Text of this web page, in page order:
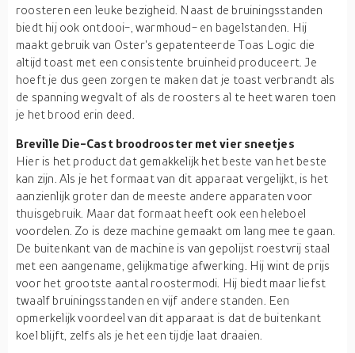
roosteren een leuke bezigheid. Naast de bruiningsstanden
biedt hij ook ontdooi-, warmhoud- en bagelstanden. Hij
maakt gebruik van Oster's gepatenteerde Toas Logic die
altijd toast met een consistente bruinheid produceert. Je
hoeft je dus geen zorgen te maken dat je toast verbrandt als
de spanning wegvalt of als de roosters al te heet waren toen
je het brood erin deed.
Breville Die-Cast broodrooster met vier sneetjes
Hier is het product dat gemakkelijk het beste van het beste
kan zijn. Als je het formaat van dit apparaat vergelijkt, is het
aanzienlijk groter dan de meeste andere apparaten voor
thuisgebruik. Maar dat formaat heeft ook een heleboel
voordelen. Zo is deze machine gemaakt om lang mee te gaan.
De buitenkant van de machine is van gepolijst roestvrij staal
met een aangename, gelijkmatige afwerking. Hij wint de prijs
voor het grootste aantal roostermodi. Hij biedt maar liefst
twaalf bruiningsstanden en vijf andere standen. Een
opmerkelijk voordeel van dit apparaat is dat de buitenkant
koel blijft, zelfs als je het een tijdje laat draaien.